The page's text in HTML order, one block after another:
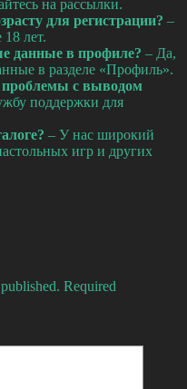
на рассылки.
для регистрации? –
лет.
данные в профиле? – Да,
в разделе «Профиль».
проблемы с выводом
поддержки для
– У нас широкий
игр и других
Required